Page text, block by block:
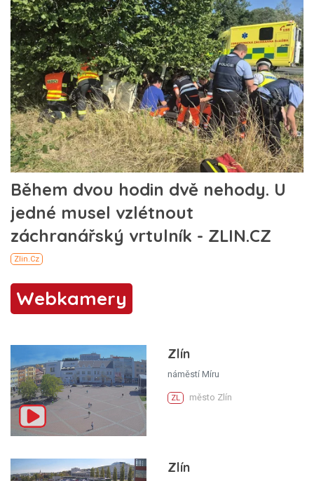
Webkamery
Zlín
náměstí Míru
ZL město Zlín
Zlín